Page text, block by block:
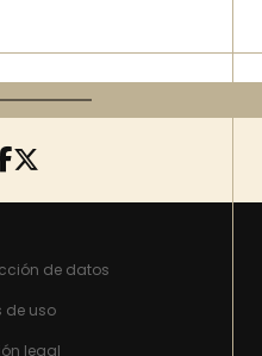
de datos
de uso
legal